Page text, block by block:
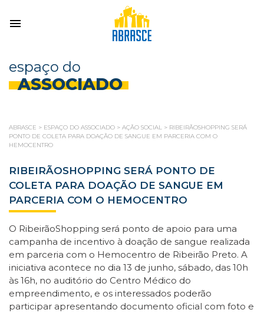
espaço do
ASSOCIADO
ABRASCE > ESPAÇO DO ASSOCIADO > AÇÃO SOCIAL > RIBEIRÃOSHOPPING SERÁ
PONTO DE COLETA PARA DOAÇÃO DE SANGUE EM PARCERIA COM O
HEMOCENTRO
RIBEIRÃOSHOPPING SERÁ PONTO DE
COLETA PARA DOAÇÃO DE SANGUE EM
PARCERIA COM O HEMOCENTRO
O RibeirãoShopping será ponto de apoio para uma
campanha de incentivo à doação de sangue realizada
em parceria com o Hemocentro de Ribeirão Preto. A
iniciativa acontece no dia 13 de junho, sábado, das 10h
às 16h, no auditório do Centro Médico do
empreendimento, e os interessados poderão
participar apresentando documento oficial com foto e